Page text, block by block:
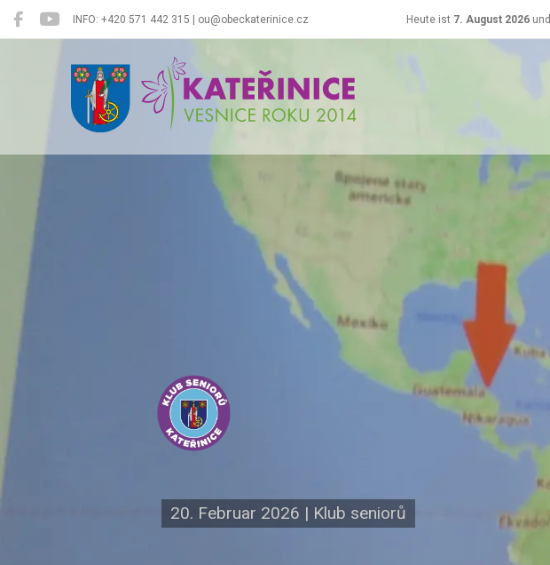
INFO: +420 571 442 315 | ou@obeckaterinice.cz Heute ist 7. August 2026und
Kateřinice
20. Februar 2026 | Klub seniorů